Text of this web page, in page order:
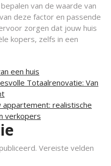
van de waarde van
deze factor en passende
zorgen dat jouw huis
kopers, zelfs in een
een huis
Totaalrenovatie: Van
realistische
verkopers
Vereiste velden